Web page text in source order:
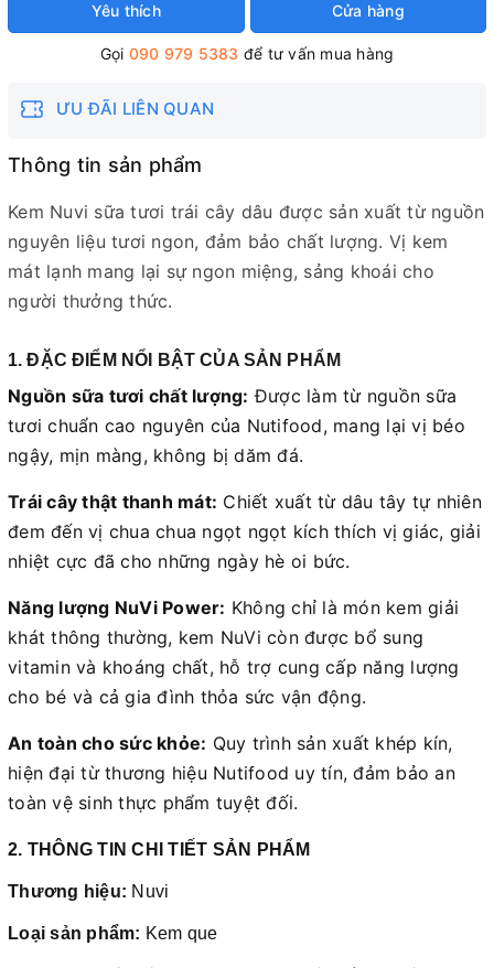
Yêu thích Cửa hàng
Gọi 090 979 5383 để tư vấn mua hàng
ƯU ĐÃI LIÊN QUAN
Thông tin sản phẩm
Kem Nuvi sữa tươi trái cây dâu được sản xuất từ nguồn
nguyên liệu tươi ngon, đảm bảo chất lượng. Vị kem
mát lạnh mang lại sự ngon miệng, sảng khoái cho
người thưởng thức.
1. ĐẶC ĐIỂM NỔI BẬT CỦA SẢN PHẨM
Nguồn sữa tươi chất lượng: Được làm từ nguồn sữa
tươi chuẩn cao nguyên của Nutifood, mang lại vị béo
ngậy, mịn màng, không bị dăm đá.
Trái cây thật thanh mát: Chiết xuất từ dâu tây tự nhiên
đem đến vị chua chua ngọt ngọt kích thích vị giác, giải
nhiệt cực đã cho những ngày hè oi bức.
Năng lượng NuVi Power: Không chỉ là món kem giải
khát thông thường, kem NuVi còn được bổ sung
vitamin và khoáng chất, hỗ trợ cung cấp năng lượng
cho bé và cả gia đình thỏa sức vận động.
An toàn cho sức khỏe: Quy trình sản xuất khép kín,
hiện đại từ thương hiệu Nutifood uy tín, đảm bảo an
toàn vệ sinh thực phẩm tuyệt đối.
2. THÔNG TIN CHI TIẾT SẢN PHẨM
Thương hiệu: Nuvi
Loại sản phẩm: Kem que